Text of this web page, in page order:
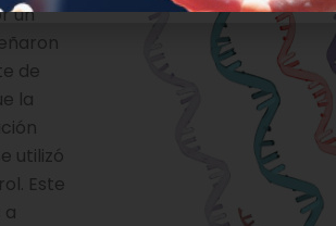
un
de
la
utilizó
Este
a